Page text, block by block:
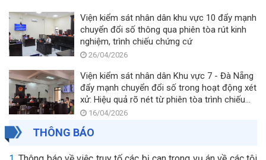
Viện kiểm sát nhân dân khu vực 10 đẩy mạnh
chuyển đổi số thông qua phiên tòa rút kinh
nghiệm, trình chiếu chứng cứ
26/04/2026
Viện kiểm sát nhân dân Khu vực 7 - Đà Nẵng
đẩy mạnh chuyển đổi số trong hoạt động xét
xử: Hiệu quả rõ nét từ phiên tòa trình chiếu
chứng cứ
16/04/2026
THÔNG BÁO